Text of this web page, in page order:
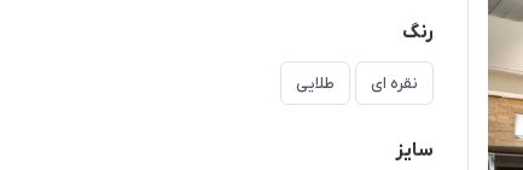
رنگ
نقره ای طلایی
سایز